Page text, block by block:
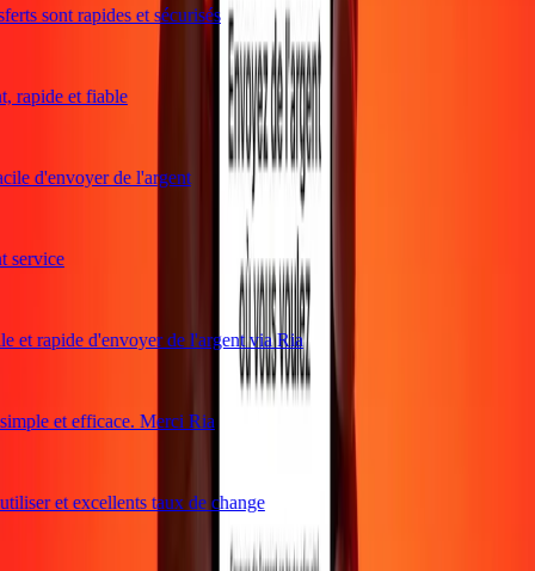
sont rapides et sécurisés
et fiable
d'envoyer de l'argent
et rapide d'envoyer de l'argent via Ria
et efficace. Merci Ria
et excellents taux de change